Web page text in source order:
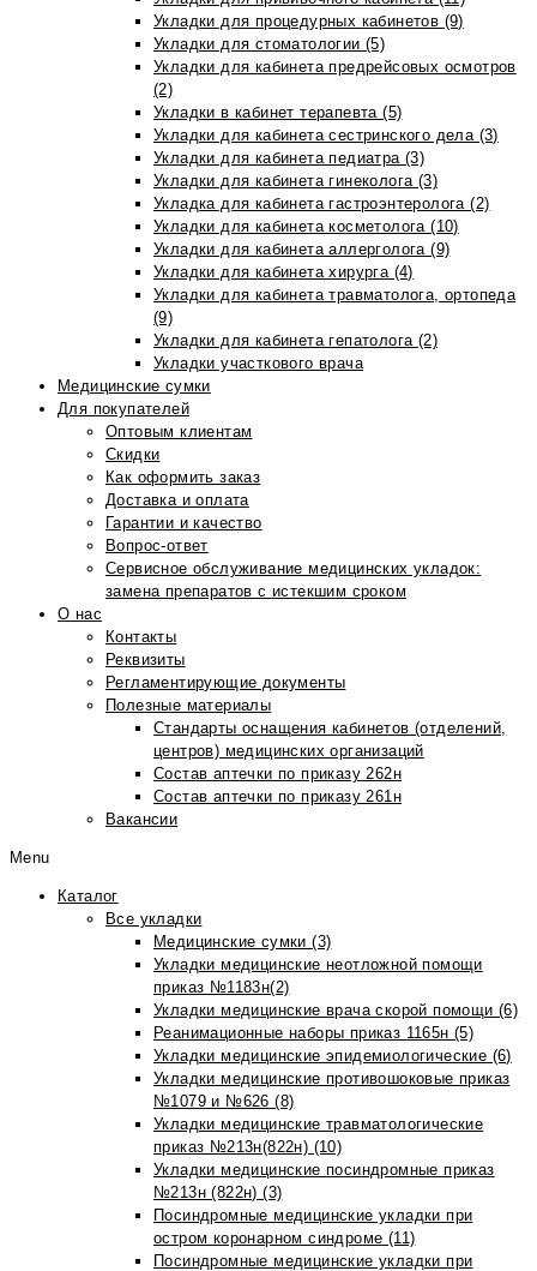
Укладки для процедурных кабинетов (9)
Укладки для стоматологии (5)
Укладки для кабинета предрейсовых осмотров
(2)
Укладки в кабинет терапевта (5)
Укладки для кабинета сестринского дела (3)
Укладки для кабинета педиатра (3)
Укладки для кабинета гинеколога (3)
Укладка для кабинета гастроэнтеролога (2)
Укладки для кабинета косметолога (10)
Укладки для кабинета аллерголога (9)
Укладки для кабинета хирурга (4)
Укладки для кабинета травматолога, ортопеда
(9)
Укладки для кабинета гепатолога (2)
Укладки участкового врача
Медицинские сумки
Для покупателей
Оптовым клиентам
Скидки
Как оформить заказ
Доставка и оплата
Гарантии и качество
Вопрос-ответ
Сервисное обслуживание медицинских укладок:
замена препаратов с истекшим сроком
О нас
Контакты
Реквизиты
Регламентирующие документы
Полезные материалы
Стандарты оснащения кабинетов (отделений,
центров) медицинских организаций
Состав аптечки по приказу 262н
Состав аптечки по приказу 261н
Вакансии
Menu
Каталог
Все укладки
Медицинские сумки (3)
Укладки медицинские неотложной помощи
приказ №1183н(2)
Укладки медицинские врача скорой помощи (6)
Реанимационные наборы приказ 1165н (5)
Укладки медицинские эпидемиологические (6)
Укладки медицинские противошоковые приказ
№1079 и №626 (8)
Укладки медицинские травматологические
приказ №213н(822н) (10)
Укладки медицинские посиндромные приказ
№213н (822н) (3)
Посиндромные медицинские укладки при
остром коронарном синдроме (11)
Посиндромные медицинские укладки при